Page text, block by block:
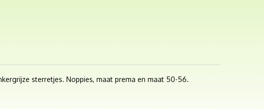
sterretjes. Noppies, maat prema en maat 50-56.